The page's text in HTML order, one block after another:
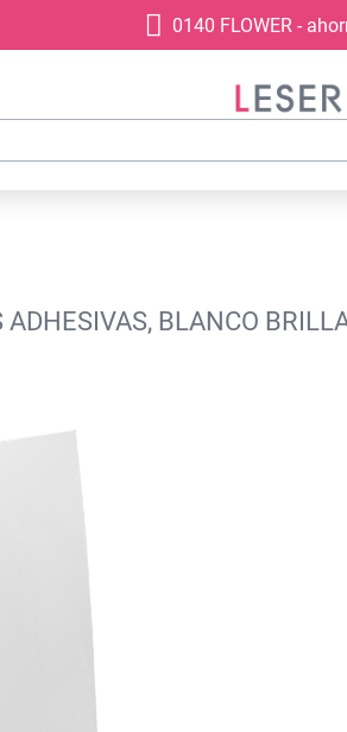
0140 FLOWER -
BLANCO